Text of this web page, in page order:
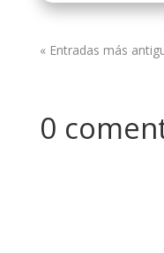
« Entradas más
0